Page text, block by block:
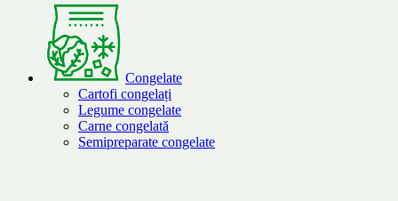
Congelate
Cartofi congelați
Legume congelate
Carne congelată
Semipreparate congelate